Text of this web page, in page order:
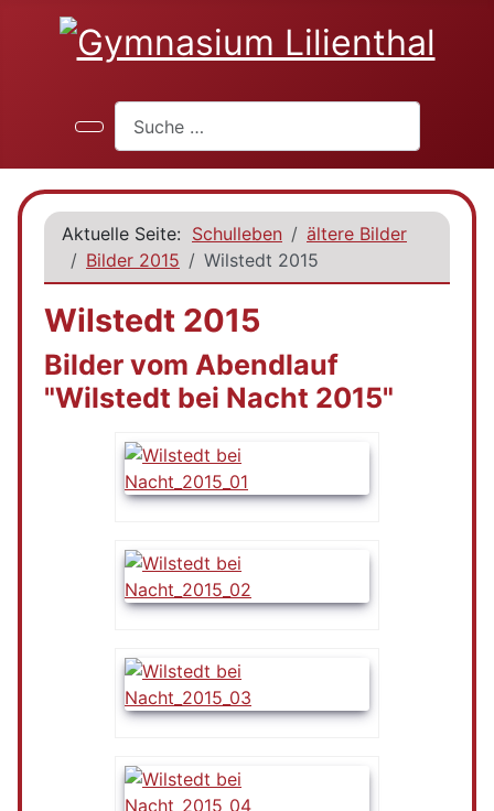
Aktuelle Seite: Schulleben
ältere Bilder
Bilder 2015
Wilstedt 2015
Wilstedt 2015
Bilder vom Abendlauf
"Wilstedt bei Nacht 2015"